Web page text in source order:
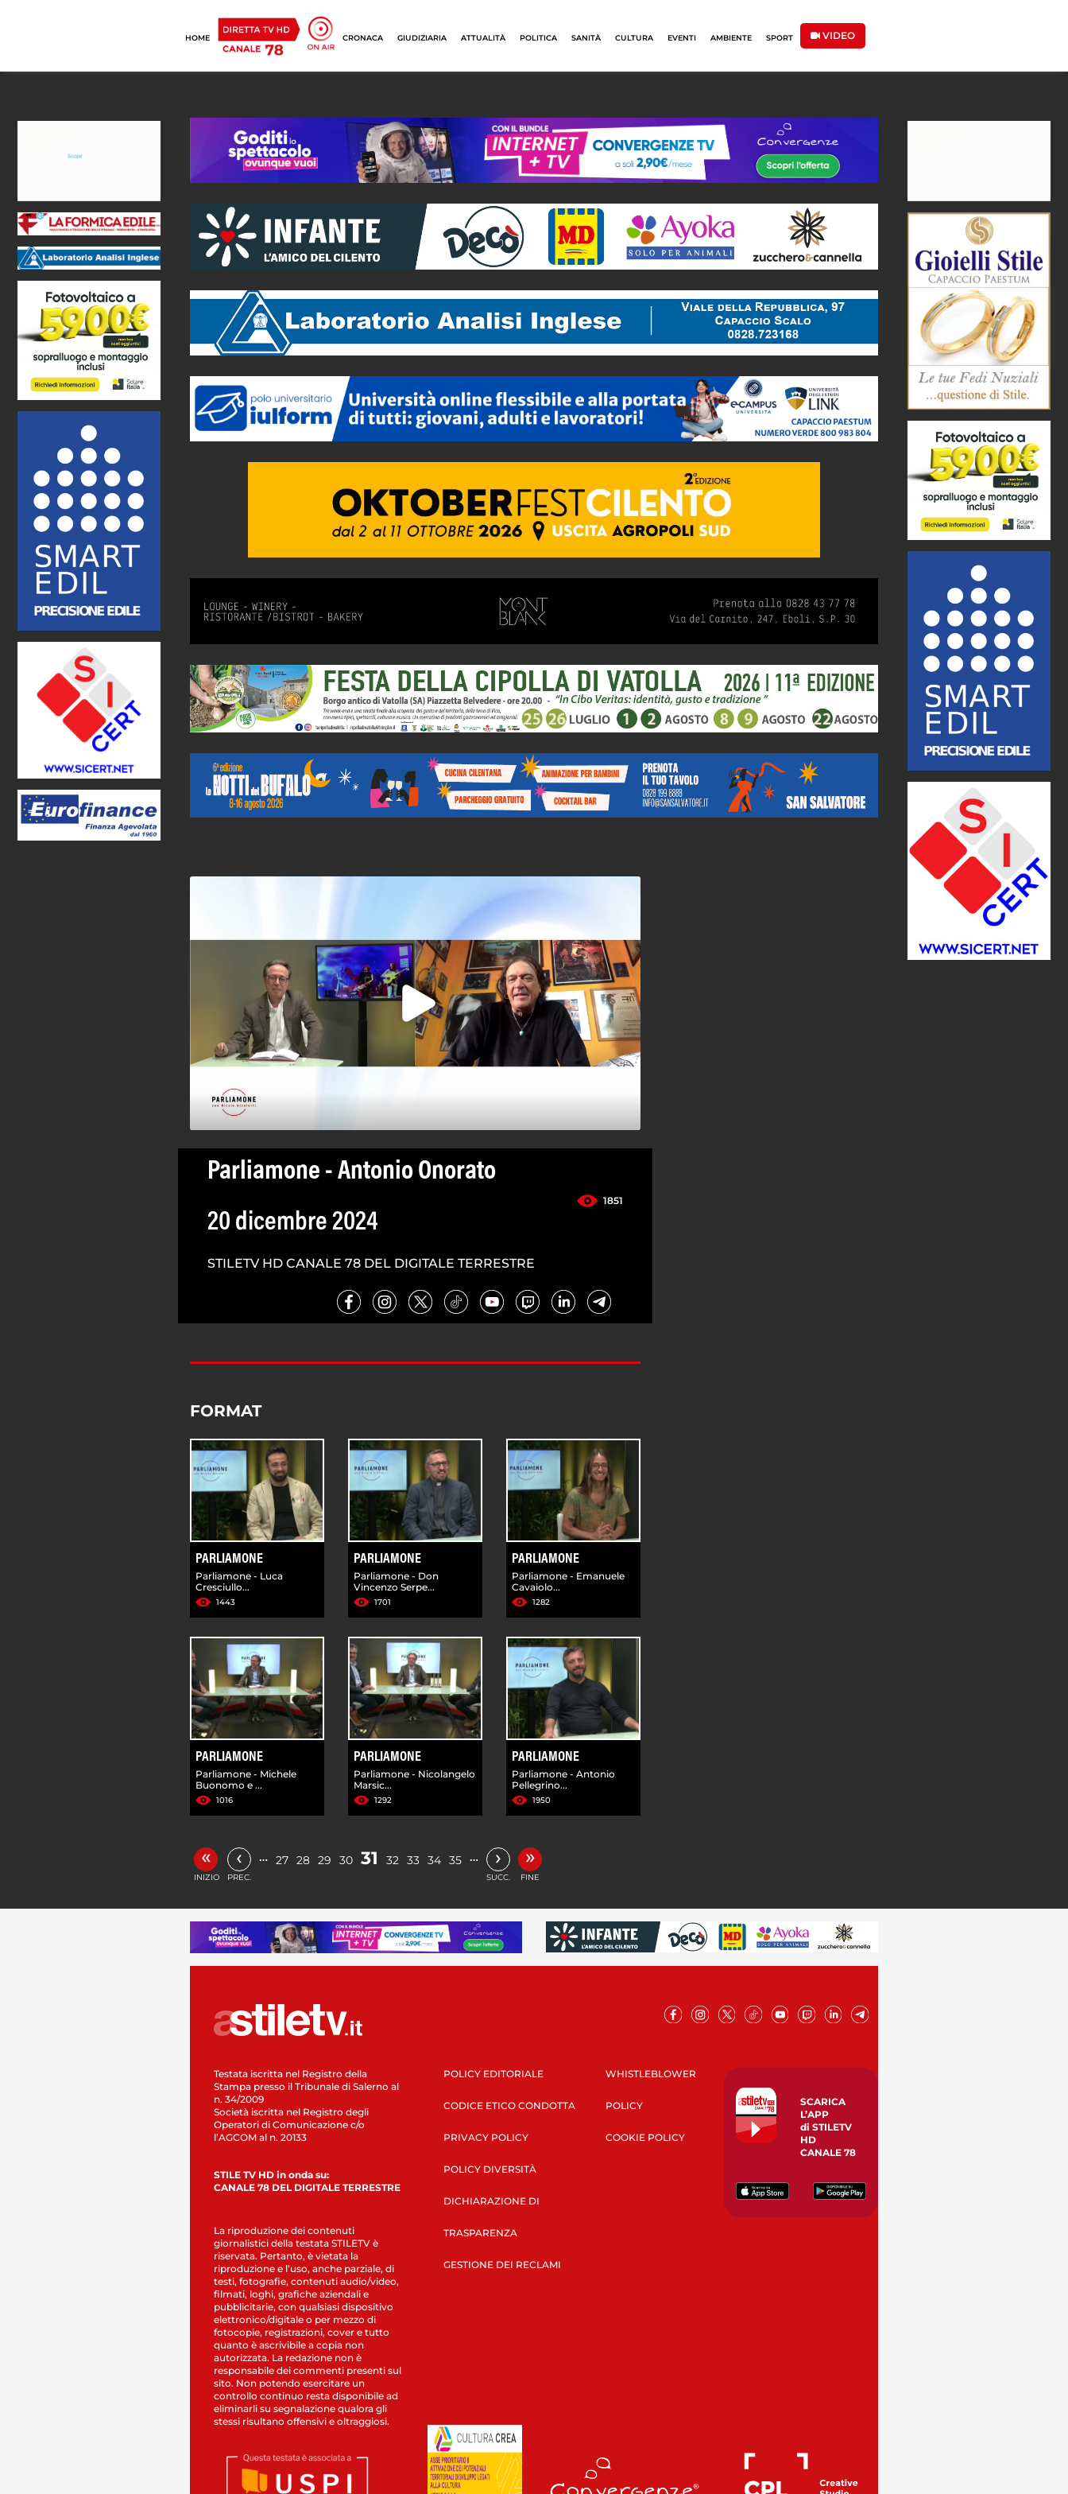
HOME CRONACA GIUDIZIARIA ATTUALITÀ POLITICA SANITÀ CULTURA EVENTI AMBIENTE SPORT VIDEO
Parliamone - Antonio Onorato
1851
20 dicembre 2024
STILETV HD CANALE 78 DEL DIGITALE TERRESTRE
FORMAT
PARLIAMONE
Parliamone - Luca
Cresciullo...
1443
PARLIAMONE
Parliamone - Don
Vincenzo Serpe...
1701
PARLIAMONE
Parliamone - Emanuele
Cavaiolo...
1282
PARLIAMONE
Parliamone - Michele
Buonomo e ...
1016
PARLIAMONE
Parliamone - Nicolangelo
Marsic...
1292
PARLIAMONE
Parliamone - Antonio
Pellegrino...
1950
«
INIZIO
‹
PREC.
… 27 28 29 30 31 32 33 34 35 … ›
SUCC.
»
FINE
Testata iscritta nel Registro della
Stampa presso il Tribunale di Salerno al
n. 34/2009
Società iscritta nel Registro degli
Operatori di Comunicazione c/o
l’AGCOM al n. 20133
STILE TV HD in onda su:
CANALE 78 DEL DIGITALE TERRESTRE
La riproduzione dei contenuti
giornalistici della testata STILETV è
riservata. Pertanto, è vietata la
riproduzione e l’uso, anche parziale, di
testi, fotografie, contenuti audio/video,
filmati, loghi, grafiche aziendali e
pubblicitarie, con qualsiasi dispositivo
elettronico/digitale o per mezzo di
fotocopie, registrazioni, cover e tutto
quanto è ascrivibile a copia non
autorizzata. La redazione non è
responsabile dei commenti presenti sul
sito. Non potendo esercitare un
controllo continuo resta disponibile ad
eliminarli su segnalazione qualora gli
stessi risultano offensivi e oltraggiosi.
POLICY EDITORIALE
CODICE ETICO CONDOTTA
PRIVACY POLICY
POLICY DIVERSITÀ
DICHIARAZIONE DI
TRASPARENZA
GESTIONE DEI RECLAMI
WHISTLEBLOWER
POLICY
COOKIE POLICY
SCARICA
L’APP
di STILETV
HD
CANALE 78